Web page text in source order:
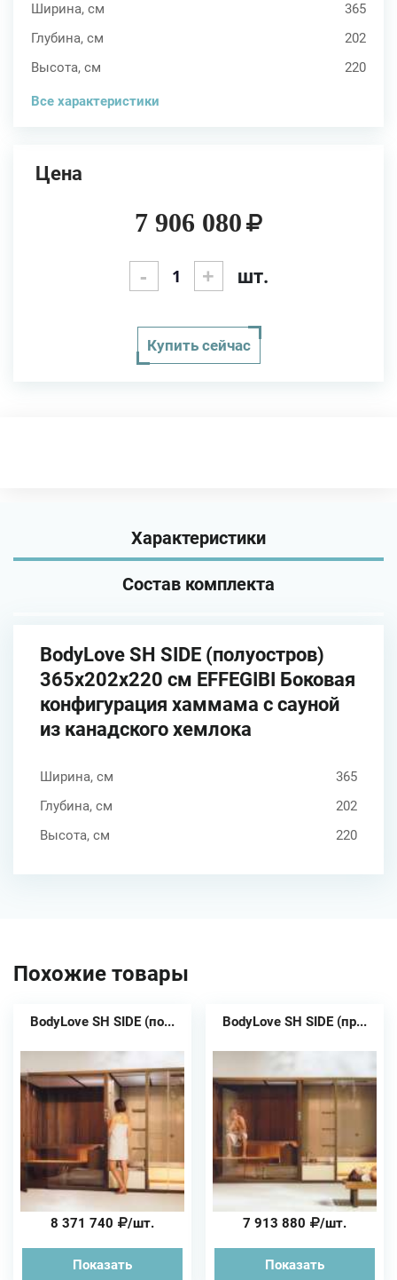
Ширина, см
365
Глубина, см
202
Высота, см
220
Все характеристики
Цена
7 906 080
-
+ шт.
Купить сейчас
Характеристики
Состав комплекта
BodyLove SH SIDE (полуостров)
365х202х220 см EFFEGIBI Боковая
конфигурация хаммама с сауной
из канадского хемлока
Ширина, см
365
Глубина, см
202
Высота, см
220
Похожие товары
BodyLove SH SIDE (по...
8 371 740 /шт.
Показать
BodyLove SH SIDE (пр...
7 913 880 /шт.
Показать